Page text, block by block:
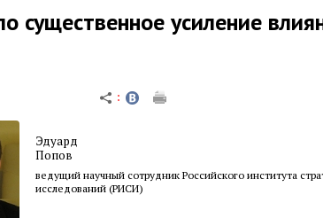
существенное усиление
Эдуард
Попов
ведущий научный сотрудник Российского института
исследований (РИСИ)